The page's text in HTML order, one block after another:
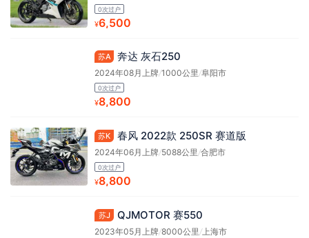
0次过户
¥6,500
苏A 奔达 灰石250
2024年08月上牌/1000公里/阜阳市
0次过户
¥8,800
苏K 春风 2022款 250SR 赛道版
2024年06月上牌/5088公里/合肥市
0次过户
¥8,800
苏J QJMOTOR 赛550
2023年05月上牌/8000公里/上海市